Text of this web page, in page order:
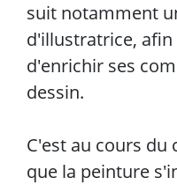
suit notamment
d'illustratrice,
d'enrichir ses
dessin.
C'est au cours du
que la peinture